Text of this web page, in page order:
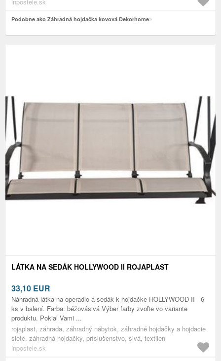
inpostele.sk
Podobne ako Záhradná hojdačka kovová Dekorhome
LÁTKA NA SEDÁK HOLLYWOOD II ROJAPLAST
33,10 EUR
Náhradná látka na operadlo a sedák k hojdačke HOLLYWOOD II - 6
ks v balení. Farba: béžovásivá Výber farby zvoľte vo variante
produktu. Pokiaľ Vami ...
rojaplast, záhrada, záhradný nábytok, záhradné hojdačky a hojdacie
siete, záhradná hojdačky, príslušenstvo, sivá, textilen
inpostele.sk